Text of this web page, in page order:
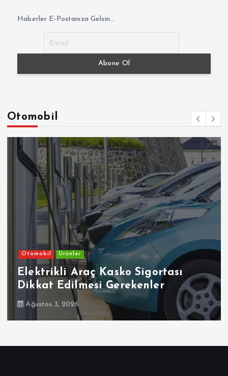
Haberler E-Postanıza Gelsin...
Otomobil
Otomobil Ürünler
Elektrikli Araç Kasko Sigortası
Dikkat Edilmesi Gerekenler
Ağustos 3, 2026